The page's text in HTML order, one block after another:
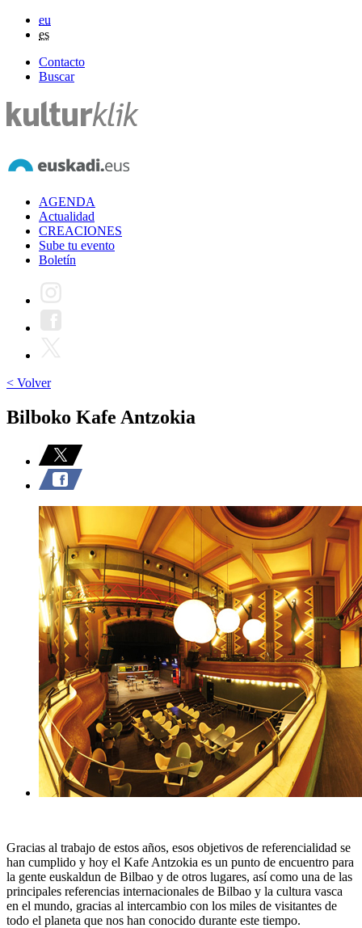
eu
es
Contacto
Buscar
AGENDA
Actualidad
CREACIONES
Sube tu evento
Boletín
< Volver
Bilboko Kafe Antzokia
Gracias al trabajo de estos años, esos objetivos de referencialidad se
han cumplido y hoy el Kafe Antzokia es un punto de encuentro para
la gente euskaldun de Bilbao y de otros lugares, así como una de las
principales referencias internacionales de Bilbao y la cultura vasca
en el mundo, gracias al intercambio con los miles de visitantes de
todo el planeta que nos han conocido durante este tiempo.